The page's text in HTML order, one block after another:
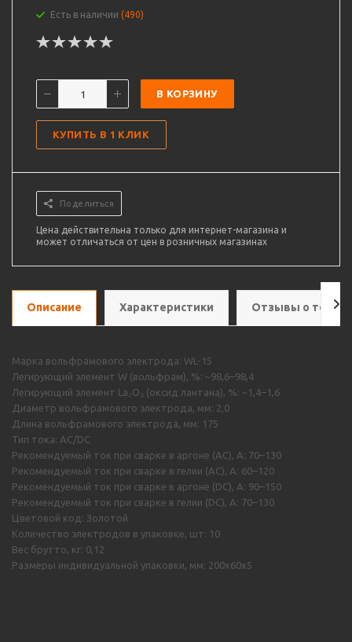
Есть в наличии (490)
В КОРЗИНУ
КУПИТЬ В 1 КЛИК
Поделиться
Цена действительна только для интернет-магазина и
может отличаться от цен в розничных магазинах
Описание Характеристики Отзывы о
Марка вольфрамового электрода: WL-15
Легирующий элемент W (вольфрам), %: ~98,6–98,4
Легирующий элемент La₂O₃ (оксид лантана), %: ~1,4–1,6
Диаметр вольфрамового электрода, мм: 2,0
Длина вольфрамового электрода, мм: 175
Тип тока: AC/DC
Рекомендуемый ток при сварке в аргоне (AC), А: 70–130
Рекомендуемый ток при сварке в гелии (AC), А: 60–120
Рекомендуемый ток при сварке в аргоне (DC), А: 90–150
Рекомендуемый ток при сварке в гелии (DC), А: 70–130
Цветовой код: Золотой
Количество электродов в упаковке, шт: 10
Вес брутто, кг: 0,12
Размеры индивидуальной упаковки, мм: 200х60х5